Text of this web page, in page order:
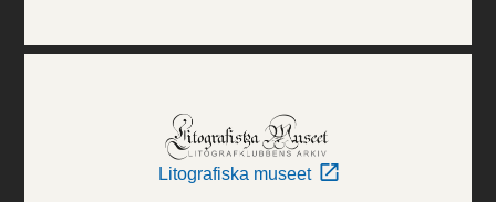
Litografiska museet